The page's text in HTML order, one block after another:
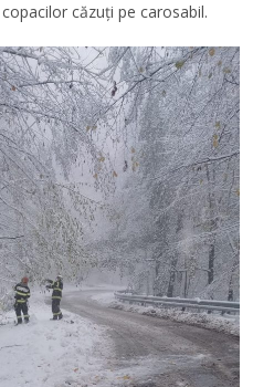
căzuți pe carosabil.